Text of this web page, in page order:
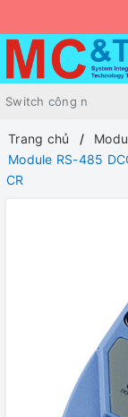
Trang chủ
Module RS-485
CR